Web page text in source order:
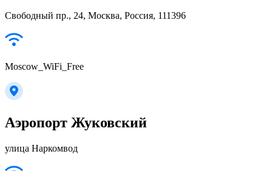
Свободный пр., 24, Москва, Россия, 111396
Moscow_WiFi_Free
Аэропорт Жуковский
улица Наркомвод